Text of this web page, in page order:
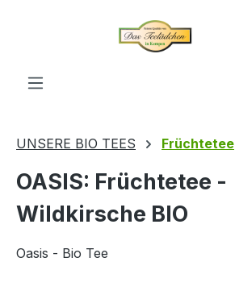
UNSERE BIO TEES Früchtetee
OASIS: Früchtetee -
Wildkirsche BIO
Oasis - Bio Tee